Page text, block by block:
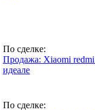
По сделке:
Продажа: Xiaomi
идеале
По сделке: